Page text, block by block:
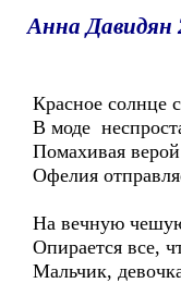
Анна Давидян
Красное солнце
В моде
Помахивая
Офелия
На вечную
Опирается все,
Мальчик,